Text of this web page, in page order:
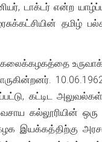
டாக்டர் என்ற
தமிழ்
கட்டிட
கல்லூரியின் ஒரு
இயக்கத்திற்கு